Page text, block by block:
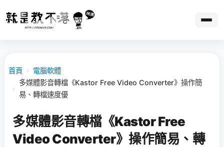
首頁 › 電腦軟體
›
多媒體影音轉檔《Kastor Free Video Converter》操作簡
易、轉檔速度優
多媒體影音轉檔《Kastor Free
Video Converter》操作簡易、轉